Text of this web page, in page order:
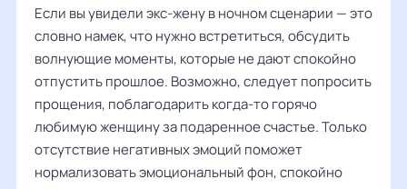
Если вы увидели экс-жену в ночном сценарии — это
словно намек, что нужно встретиться, обсудить
волнующие моменты, которые не дают спокойно
отпустить прошлое. Возможно, следует попросить
прощения, поблагодарить когда-то горячо
любимую женщину за подаренное счастье. Только
отсутствие негативных эмоций поможет
нормализовать эмоциональный фон, спокойно